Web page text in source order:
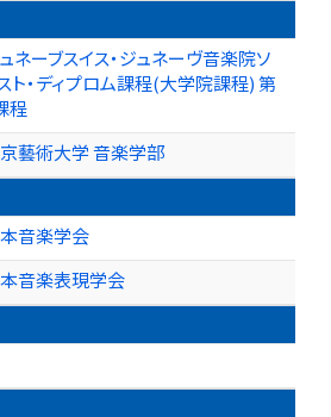
ネーブスイス・ジュネーヴ音楽院ソ
ト・ディプロム課程(大学院課程) 第
程
藝術大学 音楽学部
音楽学会
音楽表現学会